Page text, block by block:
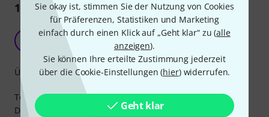
Sie okay ist, stimmen Sie der Nutzung von Cookies
für Präferenzen, Statistiken und Marketing
einfach durch einen Klick auf „Geht klar“ zu (alle
anzeigen).
Sie können Ihre erteilte Zustimmung jederzeit
über die Cookie-Einstellungen (hier) widerrufen.
Geht klar
1 Rezension
TonGenau sitzt genau
NOTENLESER 01.04.2022
Tolle Hilfe für Anfänger im Notenlesen und Klavierspielen.
Die Pappe passt super. Ich empfehle Sie uneingeschränkt
Übersichtlichkeit